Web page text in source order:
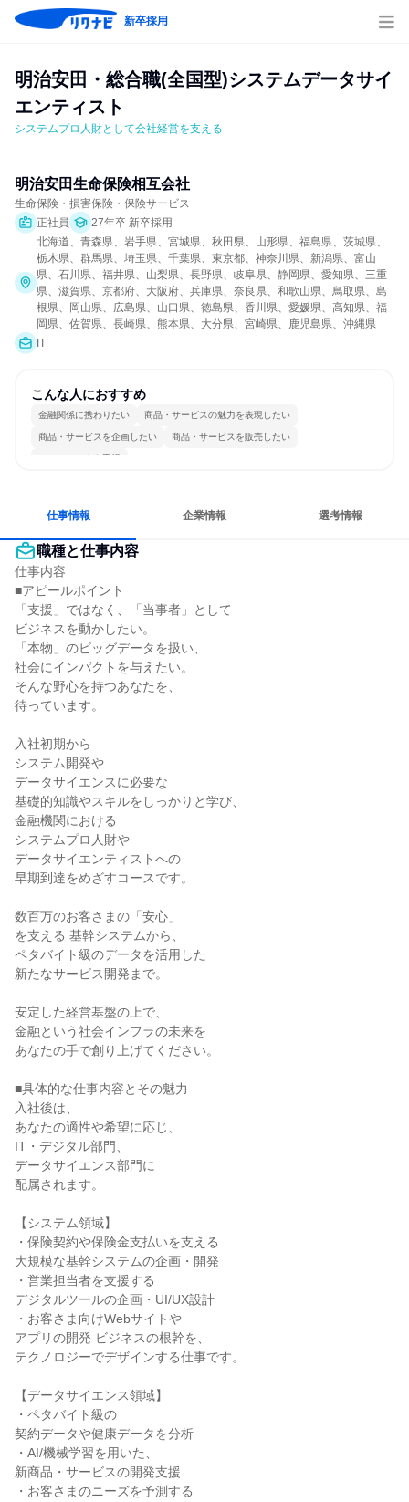
新卒採用
明治安田・総合職(全国型)システムデータサイ
エンティスト
システムプロ人財として会社経営を支える
明治安田生命保険相互会社
生命保険・損害保険・保険サービス
正社員
27年卒 新卒採用
北海道、青森県、岩手県、宮城県、秋田県、山形県、福島県、茨城県、
栃木県、群馬県、埼玉県、千葉県、東京都、神奈川県、新潟県、富山
県、石川県、福井県、山梨県、長野県、岐阜県、静岡県、愛知県、三重
県、滋賀県、京都府、大阪府、兵庫県、奈良県、和歌山県、鳥取県、島
根県、岡山県、広島県、山口県、徳島県、香川県、愛媛県、高知県、福
岡県、佐賀県、長崎県、熊本県、大分県、宮崎県、鹿児島県、沖縄県
IT
こんな人におすすめ
金融関係に携わりたい 商品・サービスの魅力を表現したい
商品・サービスを企画したい 商品・サービスを販売したい
チームワークを重視
仕事情報 企業情報 選考情報
職種と仕事内容
仕事内容
■アピールポイント
「支援」ではなく、「当事者」として
ビジネスを動かしたい。
「本物」のビッグデータを扱い、
社会にインパクトを与えたい。
そんな野心を持つあなたを、
待っています。
入社初期から
システム開発や
データサイエンスに必要な
基礎的知識やスキルをしっかりと学び、
金融機関における
システムプロ人財や
データサイエンティストへの
早期到達をめざすコースです。
数百万のお客さまの「安心」
を支える 基幹システムから、
ペタバイト級のデータを活用した
新たなサービス開発まで。
安定した経営基盤の上で、
金融という社会インフラの未来を
あなたの手で創り上げてください。
■具体的な仕事内容とその魅力
入社後は、
あなたの適性や希望に応じ、
IT・デジタル部門、
データサイエンス部門に
配属されます。
【システム領域】
・保険契約や保険金支払いを支える
大規模な基幹システムの企画・開発
・営業担当者を支援する
デジタルツールの企画・UI/UX設計
・お客さま向けWebサイトや
アプリの開発 ビジネスの根幹を、
テクノロジーでデザインする仕事です。
【データサイエンス領域】
・ペタバイト級の
契約データや健康データを分析
・AI/機械学習を用いた、
新商品・サービスの開発支援
・お客さまのニーズを予測する